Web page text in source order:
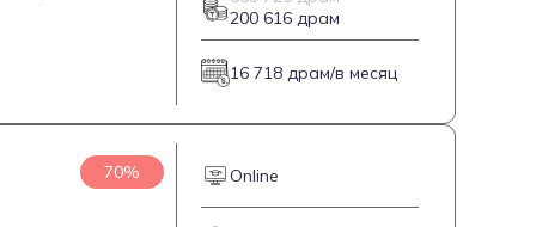
подготовки
200 616 драм
16 718 драм/в месяц
70% Online